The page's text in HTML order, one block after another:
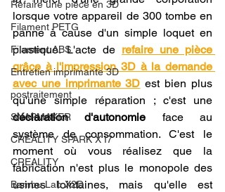
Refaire une piece en 3D
Filament PETG
Filament ABS
Entretien imprimante 3D
postraitement
SNAPMAKER
CRÉALITY SPARK X I7
CREALITY
Bambu Lab X2D
lorsque votre appareil de 300 tombe en
panne à cause d'un simple loquet en
plastique. L'acte de refaire une pièce
grâce à l'impression 3D à la demande
avec une imprimante 3D est bien plus
déclaration d'autonomie face au
système de consommation. C'est le
moment où vous réalisez que la
fabrication n'est plus le monopole des
usines lointaines, mais qu'elle est